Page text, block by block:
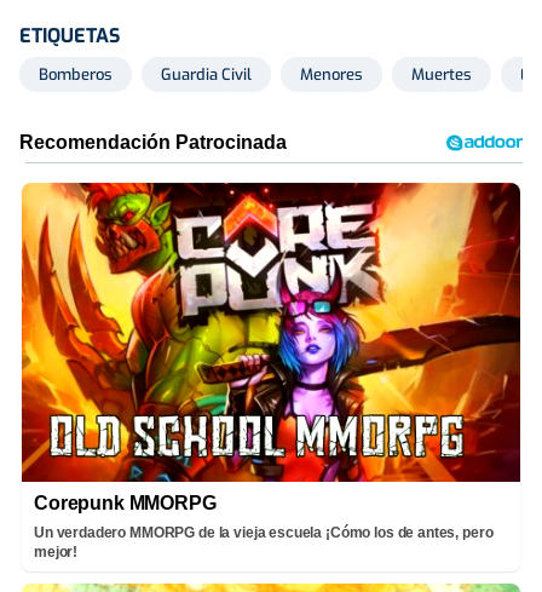
ETIQUETAS
Bomberos Guardia Civil Menores Muertes
Corepunk MMORPG
Un verdadero MMORPG de la vieja escuela ¡Cómo los de antes, pero
mejor!